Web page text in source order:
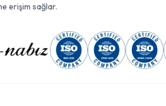
erişim sağlar.